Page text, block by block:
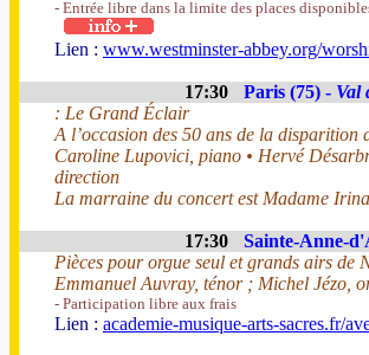
- Entrée libre dans la limite des places
Lien : www.westminster-abbey.org/
17:30 Paris (75) - Val
: Le Grand Éclair
A l’occasion des 50 ans de la
Caroline Lupovici, piano • Hervé
direction
La marraine du concert est Madame
17:30 Sainte-Anne-
Pièces pour orgue seul et grands airs de
Emmanuel Auvray, ténor ; Michel Jézo,
- Participation libre aux frais
Lien : academie-musique-arts-sacres.fr/